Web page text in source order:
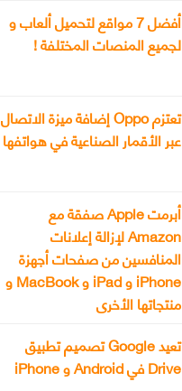
أفضل 7 مواقع لتحميل ألعاب و
لجميع المنصات المختلفة !
تعتزم Oppo إضافة ميزة الاتصال
عبر الأقمار الصناعية في هواتفها
أبرمت Apple صفقة مع
Amazon لإزالة إعلانات
المنافسين من صفحات أجهزة
iPhone و iPad و MacBook و
منتجاتها الأخرى
تعيد Google تصميم تطبيق
Drive في Android و iPhone